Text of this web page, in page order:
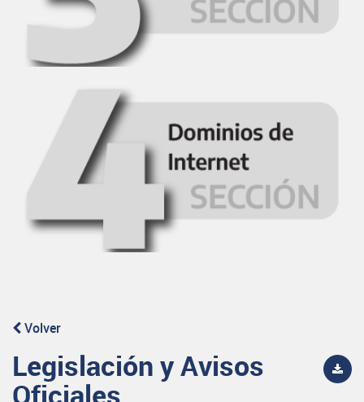
Volver
Legislación y Avisos
Oficiales